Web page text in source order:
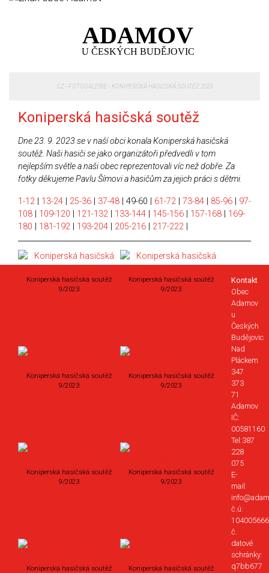
ADAMOV
U ČESKÝCH BUDĚJOVIC
CZ- FOTOGALERIE - KONIPERSKÁ HASIČSKÁ SOUTĚŽ 2023
Koniperská hasičská soutěž
Dne 23. 9. 2023 se v naší obci konala Koniperská hasičská
soutěž. Naši hasiči se jako organizátoři předvedli v tom
nejlepším světle a naši obec reprezentovali víc než dobře. Za
fotky děkujeme Pavlu Šímovi a hasičům za jejich práci s dětmi.
1-12 13-24 25-36 37-48 49-60 61-72 73-84 85-96
97-
108
109-120 121-132 133-144 145-156 157-168
169-
180
181-192 193-204 205-216 217-222
Koniperská hasičská soutěž
9/2023
Koniperská hasičská soutěž
9/2023
Koniperská hasičská soutěž
9/2023
Koniperská hasičská soutěž
9/2023
Koniperská hasičská soutěž
9/2023
Koniperská hasičská soutěž
9/2023
Koniperská hasičská soutěž
Koniperská hasičská soutěž
Kontakt
Obec
Adamov
u
Českých
Budějovic
Nad
Pláckem
347
373
71
Adamov
IČ:
00581160
Tel:387
228
075
E-
mail:
č.ú:
č.
datové
schránky:
q7bb677